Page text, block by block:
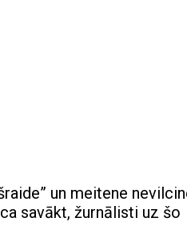
un meitene
savākt, žurnālisti uz šo